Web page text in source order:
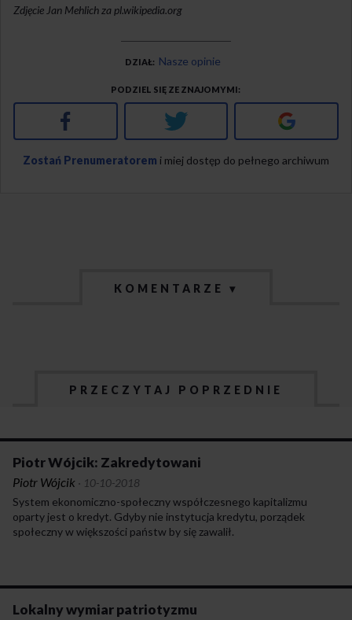
Zdjęcie Jan Mehlich za pl.wikipedia.org
DZIAŁ Nasze opinie
PODZIEL SIĘ ZE ZNAJOMYMI
Facebook Twitter Google+
Zostań Prenumeratorem i miej dostęp do pełnego archiwum
KOMENTARZE ▾
PRZECZYTAJ POPRZEDNIE
Piotr Wójcik: Zakredytowani
Piotr Wójcik · 10-10-2018
System ekonomiczno-społeczny współczesnego kapitalizmu
oparty jest o kredyt. Gdyby nie instytucja kredytu, porządek
społeczny w większości państw by się zawalił.
Lokalny wymiar patriotyzmu